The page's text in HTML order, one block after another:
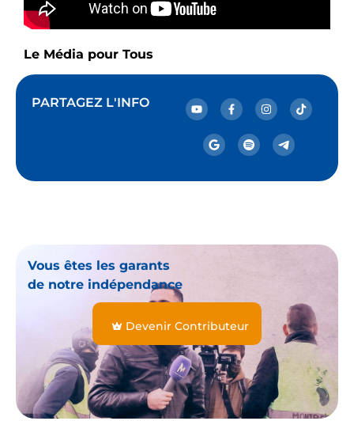
Le Média pour Tous
PARTAGEZ L'INFO
Vous êtes les garants
de notre indépendance
Devenir Contributeur